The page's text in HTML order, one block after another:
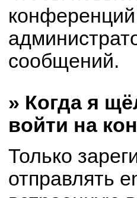
сообщений.
» Когда я
войти на
Только
отправлять